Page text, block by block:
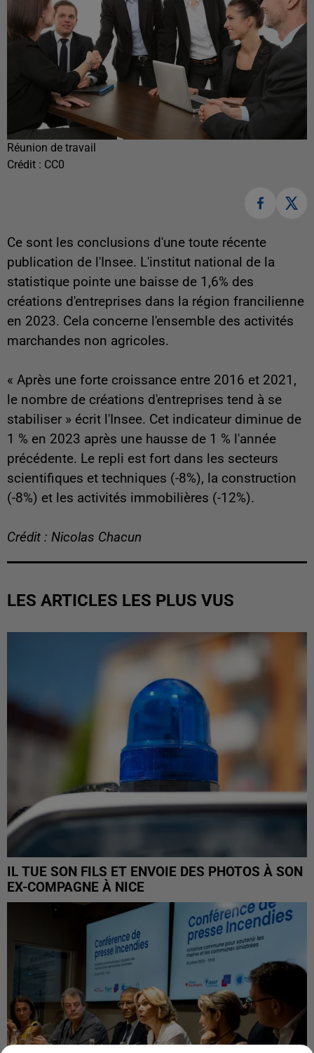
Réunion de travail
Crédit : CC0
Ce sont les conclusions d'une toute récente
publication de l'Insee. L'institut national de la
statistique pointe une baisse de 1,6% des
créations d'entreprises dans la région francilienne
en 2023. Cela concerne l'ensemble des activités
marchandes non agricoles.
« Après une forte croissance entre 2016 et 2021,
le nombre de créations d'entreprises tend à se
stabiliser » écrit l'Insee. Cet indicateur diminue de
1 % en 2023 après une hausse de 1 % l'année
précédente. Le repli est fort dans les secteurs
scientifiques et techniques (-8%), la construction
(-8%) et les activités immobilières (-12%).
Crédit : Nicolas Chacun
LES ARTICLES LES PLUS VUS
IL TUE SON FILS ET ENVOIE DES PHOTOS À SON
EX-COMPAGNE À NICE